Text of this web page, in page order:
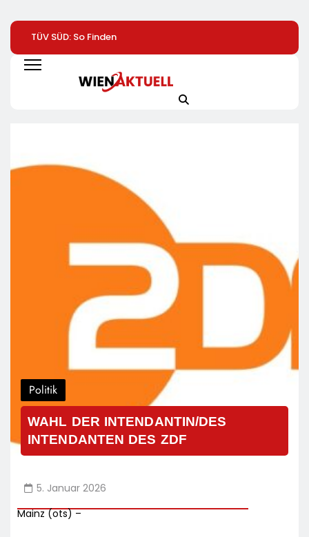
TÜV SÜD: So Finden
Verbraucher Das
Passende
Laserentfernungsmessgerät
Geberkonferenz:
Krise Der Welt Weitet
Batterietag:
Politik
WAHL DER INTENDANTIN/DES
INTENDANTEN DES ZDF
5. Januar 2026
Mainz (ots) –